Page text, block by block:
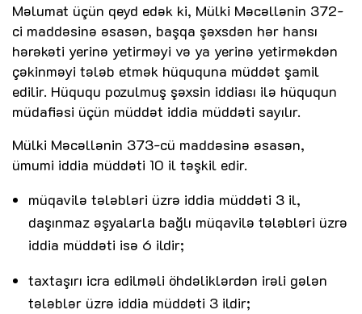
Məlumat üçün qeyd edək ki, Mülki Məcəllənin 372-
ci maddəsinə əsasən, başqa şəxsdən hər hansı
hərəkəti yerinə yetirməyi və ya yerinə yetirməkdən
çəkinməyi tələb etmək hüququna müddət şamil
edilir. Hüququ pozulmuş şəxsin iddiası ilə hüququn
müdafiəsi üçün müddət iddia müddəti sayılır.
Mülki Məcəllənin 373-cü maddəsinə əsasən,
ümumi iddia müddəti 10 il təşkil edir.
müqavilə tələbləri üzrə iddia müddəti 3 il,
daşınmaz əşyalarla bağlı müqavilə tələbləri üzrə
iddia müddəti isə 6 ildir;
taxtaşırı icra edilməli öhdəliklərdən irəli gələn
tələblər üzrə iddia müddəti 3 ildir;